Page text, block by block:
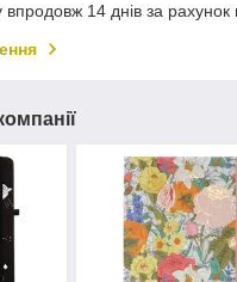
14 днів за рахунок